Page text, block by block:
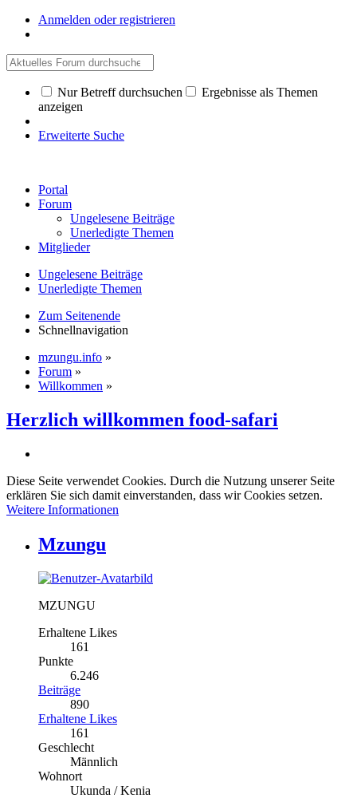
Anmelden oder registrieren
Nur Betreff durchsuchen
Ergebnisse als Themen
anzeigen
Erweiterte Suche
Portal
Forum
Ungelesene Beiträge
Unerledigte Themen
Mitglieder
Ungelesene Beiträge
Unerledigte Themen
Zum Seitenende
Schnellnavigation
mzungu.info »
Forum »
Willkommen »
Herzlich willkommen food-safari
Diese Seite verwendet Cookies. Durch die Nutzung unserer Seite
erklären Sie sich damit einverstanden, dass wir Cookies setzen.
Weitere Informationen
Mzungu
MZUNGU
Erhaltene Likes
161
Punkte
6.246
Beiträge
890
Erhaltene Likes
161
Geschlecht
Männlich
Wohnort
Ukunda / Kenia